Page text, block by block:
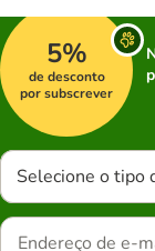
5%
de desconto
por subscrever
Selecione o tipo